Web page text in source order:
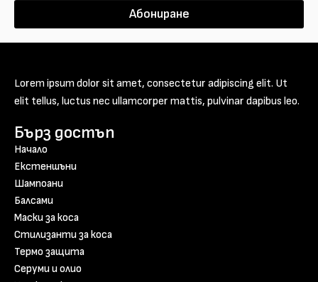
Абониране
Lorem ipsum dolor sit amet, consectetur adipiscing elit. Ut
elit tellus, luctus nec ullamcorper mattis, pulvinar dapibus leo.
Бърз достъп
Начало
Екстеншъни
Шампоани
Балсами
Маски за коса
Стилизанти за коса
Термо защита
Серуми и олио